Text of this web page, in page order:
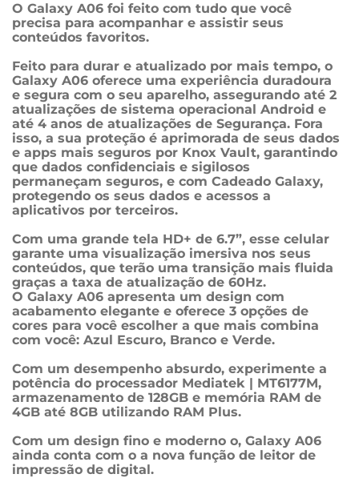
O Galaxy A06 foi feito com tudo que você
precisa para acompanhar e assistir seus
conteúdos favoritos.
Feito para durar e atualizado por mais tempo, o
Galaxy A06 oferece uma experiência duradoura
e segura com o seu aparelho, assegurando até 2
atualizações de sistema operacional Android e
até 4 anos de atualizações de Segurança. Fora
isso, a sua proteção é aprimorada de seus dados
e apps mais seguros por Knox Vault, garantindo
que dados confidenciais e sigilosos
permaneçam seguros, e com Cadeado Galaxy,
protegendo os seus dados e acessos a
aplicativos por terceiros.
Com uma grande tela HD+ de 6.7”, esse celular
garante uma visualização imersiva nos seus
conteúdos, que terão uma transição mais fluida
graças a taxa de atualização de 60Hz.
O Galaxy A06 apresenta um design com
acabamento elegante e oferece 3 opções de
cores para você escolher a que mais combina
com você: Azul Escuro, Branco e Verde.
Com um desempenho absurdo, experimente a
potência do processador Mediatek | MT6177M,
armazenamento de 128GB e memória RAM de
4GB até 8GB utilizando RAM Plus.
Com um design fino e moderno o, Galaxy A06
ainda conta com o a nova função de leitor de
impressão de digital.